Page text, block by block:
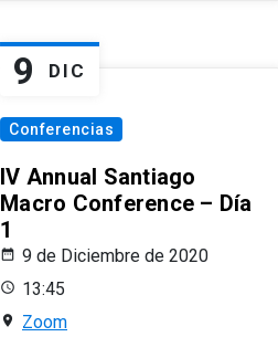
9 DIC
Conferencias
IV Annual Santiago
Macro Conference – Día
1
9 de Diciembre de 2020
13:45
Zoom